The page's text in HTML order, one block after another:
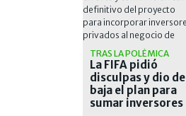
TRAS LA POLÉMICA
La FIFA pidió
disculpas y dio de
baja el plan para
sumar inversores